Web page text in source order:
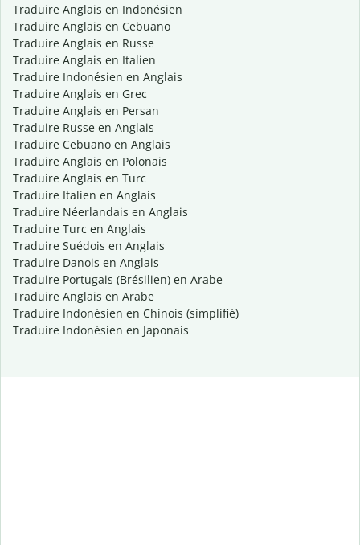
Traduire Anglais en Indonésien
Traduire Anglais en Cebuano
Traduire Anglais en Russe
Traduire Anglais en Italien
Traduire Indonésien en Anglais
Traduire Anglais en Grec
Traduire Anglais en Persan
Traduire Russe en Anglais
Traduire Cebuano en Anglais
Traduire Anglais en Polonais
Traduire Anglais en Turc
Traduire Italien en Anglais
Traduire Néerlandais en Anglais
Traduire Turc en Anglais
Traduire Suédois en Anglais
Traduire Danois en Anglais
Traduire Portugais (Brésilien) en Arabe
Traduire Anglais en Arabe
Traduire Indonésien en Chinois (simplifié)
Traduire Indonésien en Japonais